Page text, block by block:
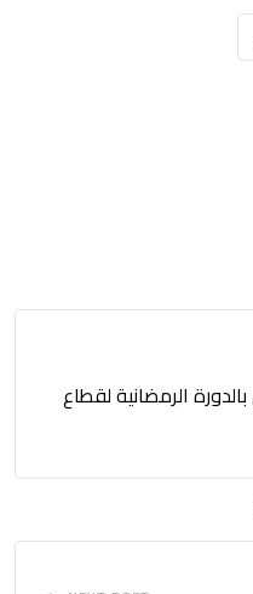
الرمضانية لقطاع